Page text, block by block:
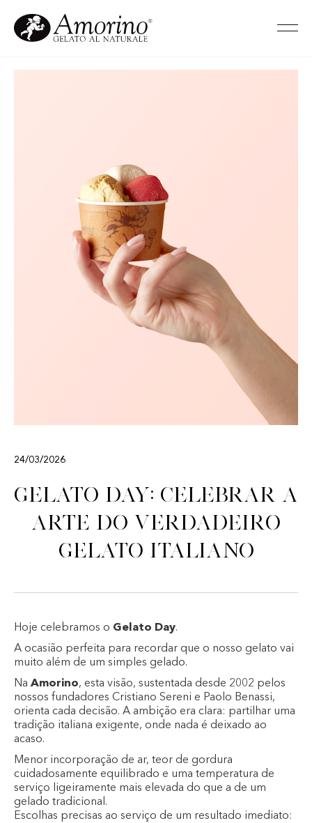
24/03/2026
Gelato Day: celebrar a
arte do verdadeiro
gelato italiano
Hoje celebramos o Gelato Day.
A ocasião perfeita para recordar que o nosso gelato vai
muito além de um simples gelado.
Na Amorino, esta visão, sustentada desde 2002 pelos
nossos fundadores Cristiano Sereni e Paolo Benassi,
orienta cada decisão. A ambição era clara: partilhar uma
tradição italiana exigente, onde nada é deixado ao
acaso.
Menor incorporação de ar, teor de gordura
cuidadosamente equilibrado e uma temperatura de
serviço ligeiramente mais elevada do que a de um
gelado tradicional.
Escolhas precisas ao serviço de um resultado imediato: